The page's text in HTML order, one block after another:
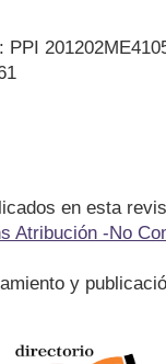
PPI
en esta
Atribución -No
y